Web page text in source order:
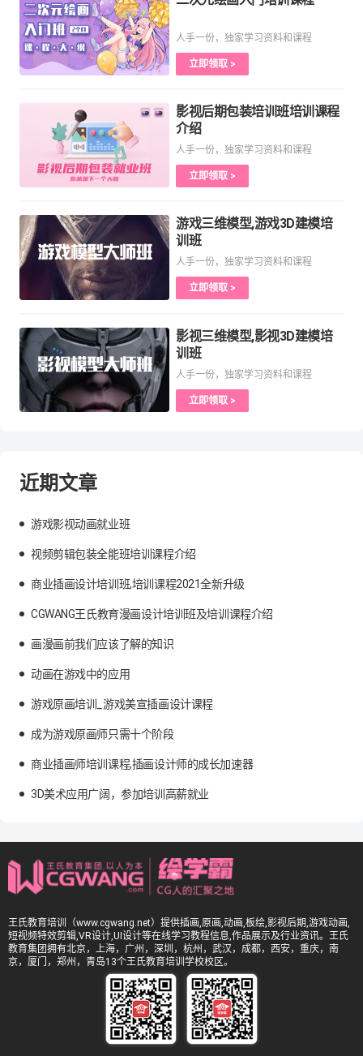
人手一份，独家学习资料和课程
立即领取 >
影视后期包装培训班培训课程
介绍
人手一份，独家学习资料和课程
立即领取 >
游戏三维模型,游戏3D建模培
训班
人手一份，独家学习资料和课程
立即领取 >
影视三维模型,影视3D建模培
训班
人手一份，独家学习资料和课程
立即领取 >
近期文章
游戏影视动画就业班
视频剪辑包装全能班培训课程介绍
商业插画设计培训班,培训课程2021全新升级
CGWANG王氏教育漫画设计培训班及培训课程介绍
画漫画前我们应该了解的知识
动画在游戏中的应用
游戏原画培训_游戏美宣插画设计课程
成为游戏原画师只需十个阶段
商业插画师培训课程,插画设计师的成长加速器
3D美术应用广阔，参加培训高薪就业
王氏教育培训（www.cgwang.net）提供插画,原画,动画,板绘,影视后期,游戏动画,
短视频特效剪辑,VR设计,UI设计等在线学习教程信息,作品展示及行业资讯。王氏
教育集团拥有北京，上海，广州，深圳，杭州，武汉，成都，西安，重庆，南
京，厦门，郑州，青岛13个王氏教育培训学校校区。